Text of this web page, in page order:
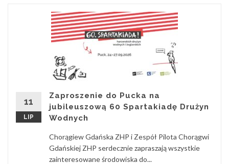
11
LIP
Zaproszenie do Pucka na
jubileuszową 60 Spartakiadę Drużyn
Wodnych
Chorągiew Gdańska ZHP i Zespół Pilota Chorągwi
Gdańskiej ZHP serdecznie zapraszają wszystkie
zainteresowane środowiska do...